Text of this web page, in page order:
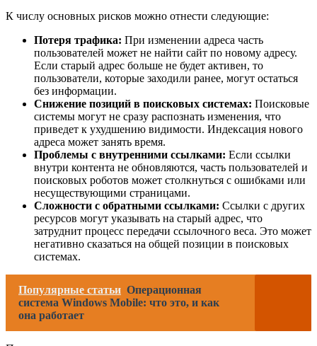
К числу основных рисков можно отнести следующие:
Потеря трафика: При изменении адреса часть
пользователей может не найти сайт по новому адресу.
Если старый адрес больше не будет активен, то
пользователи, которые заходили ранее, могут остаться
без информации.
Снижение позиций в поисковых системах: Поисковые
системы могут не сразу распознать изменения, что
приведет к ухудшению видимости. Индексация нового
адреса может занять время.
Проблемы с внутренними ссылками: Если ссылки
внутри контента не обновляются, часть пользователей и
поисковых роботов может столкнуться с ошибками или
несуществующими страницами.
Сложности с обратными ссылками: Ссылки с других
ресурсов могут указывать на старый адрес, что
затруднит процесс передачи ссылочного веса. Это может
негативно сказаться на общей позиции в поисковых
системах.
Популярные статьи Операционная
система Windows Mobile: что это, и как
она работает